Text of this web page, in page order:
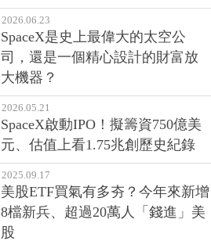
2026.06.23
SpaceX是史上最偉大的太空公
司，還是一個精心設計的財富放
大機器？
2026.05.21
SpaceX啟動IPO！擬籌資750億美
元、估值上看1.75兆創歷史紀錄
2025.09.17
美股ETF買氣有多夯？今年來新增
8檔新兵、超過20萬人「錢進」美
股